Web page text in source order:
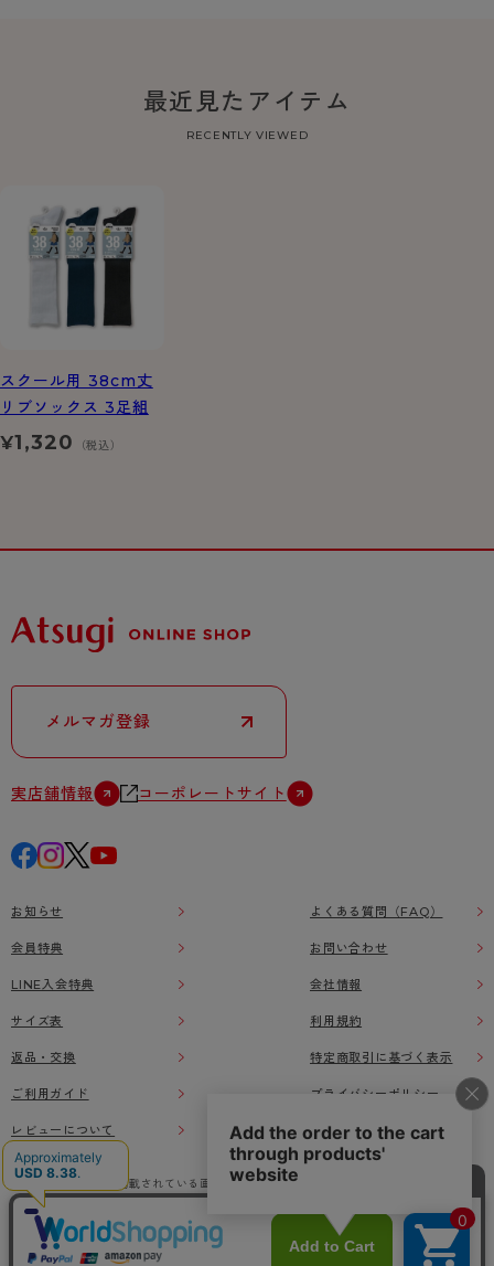
最近見たアイテム
RECENTLY VIEWED
スクール用 38cm丈
リブソックス 3足組
¥1,320 （税込）
メルマガ登録
実店舗情報 コーポレートサイト
お知らせ
会員特典
LINE入会特典
サイズ表
返品・交換
ご利用ガイド
レビューについて
よくある質問（FAQ）
お問い合わせ
会社情報
利用規約
特定商取引に基づく表示
プライバシーポリシー
本ウェブサイト上に掲載されている画像、イラストなどの著作物の全部または一部をアツ